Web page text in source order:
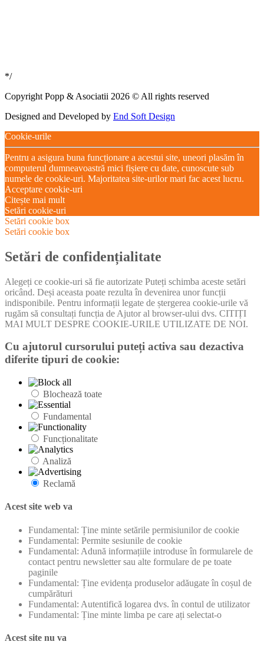
*/
Copyright Popp & Asociatii 2026 © All rights reserved
Designed and Developed by End Soft Design
Cookie-urile
Pentru a asigura buna funcționare a acestui site, uneori plasăm în
computerul dumneavoastră mici fișiere cu date, cunoscute sub
numele de cookie-uri. Majoritatea site-urilor mari fac acest lucru.
Acceptare cookie-uri
Citește mai mult
Setări cookie-uri
Setări cookie box
Setări cookie box
Setări de confidențialitate
Alegeți ce cookie-uri să fie autorizate Puteți schimba aceste setări
oricând. Deși aceasta poate rezulta în devenirea unor funcții
indisponibile. Pentru informații legate de ștergerea cookie-urile vă
rugăm să consultați funcția de Ajutor al browser-ului dvs. CITIȚI
MAI MULT DESPRE COOKIE-URILE UTILIZATE DE NOI.
Cu ajutorul cursorului puteți activa sau dezactiva
diferite tipuri de cookie:
Blochează toate
Fundamental
Funcționalitate
Analiză
Reclamă
Acest site web va
Fundamental: Ține minte setările permisiunilor de cookie
Fundamental: Permite sesiunile de cookie
Fundamental: Adună informațiile introduse în formularele de
contact pentru newsletter sau alte formulare de pe toate
paginile
Fundamental: Ține evidența produselor adăugate în coșul de
cumpărături
Fundamental: Autentifică logarea dvs. în contul de utilizator
Fundamental: Ține minte limba pe care ați selectat-o
Acest site nu va